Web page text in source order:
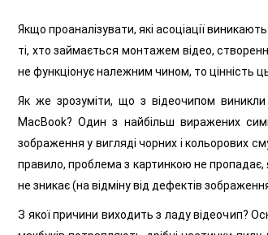
Якщо проаналізувати, які асоціації
ті, хто займається монтажем відео,
не функціонує належним чином, то цінність
Як же зрозуміти, що з відеочипом
MacBook? Один з найбільш виражених
зображення у вигляді чорних і кольорових
правило, проблема з картинкою не
не зникає (на відміну від дефектів
З якої причини виходить з ладу відеочип?